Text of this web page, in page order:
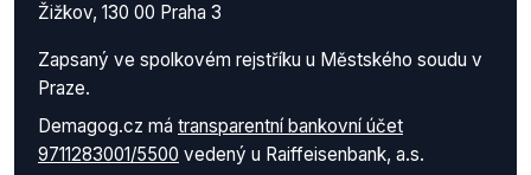
Žižkov, 130 00 Praha 3
Zapsaný ve spolkovém rejstříku u Městského soudu v
Praze.
Demagog.cz má transparentní bankovní účet
9711283001/5500 vedený u Raiffeisenbank, a.s.